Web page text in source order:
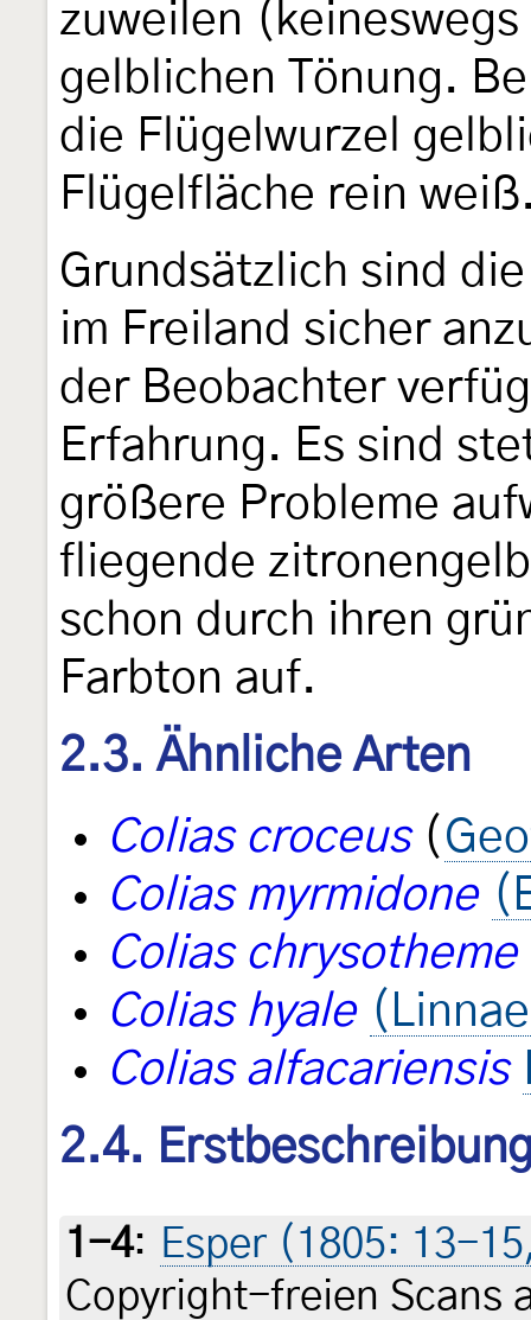
zuweilen
gelblichen Tönung.
die Flügelwurzel
Flügelfläche rein
Grundsätzlich sind
im Freiland sicher
der Beobachter
Erfahrung. Es sind
größere Probleme
fliegende
schon durch ihren
Farbton auf.
2.3. Ähnliche Arten
Colias croceus(
Colias myrmidone
Colias chrysotheme
Colias hyale
Colias alfacariensis
2.4.
1-4: Esper (1805: 13-
Copyright-freien Scans